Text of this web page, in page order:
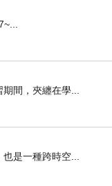
間，夾纏在學...
是一種跨時空...